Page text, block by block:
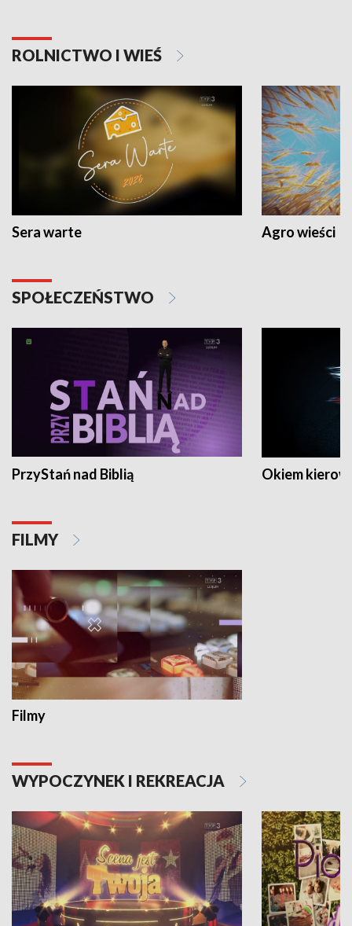
ROLNICTWO I WIEŚ
Sera warte Agro wieści
SPOŁECZEŃSTWO
PrzyStań nad Biblią Okiem
FILMY
Filmy
WYPOCZYNEK I REKREACJA